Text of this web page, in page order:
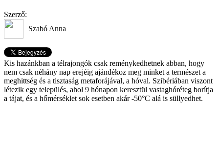
Szerző:
Szabó Anna
Kis hazánkban a télrajongók csak reménykedhetnek abban, hogy
nem csak néhány nap erejéig ajándékoz meg minket a természet a
meghittség és a tisztaság metaforájával, a hóval. Szibériában viszont
létezik egy település, ahol 9 hónapon keresztül vastaghóréteg borítja
a tájat, és a hőmérséklet sok esetben akár -50°C alá is süllyedhet.